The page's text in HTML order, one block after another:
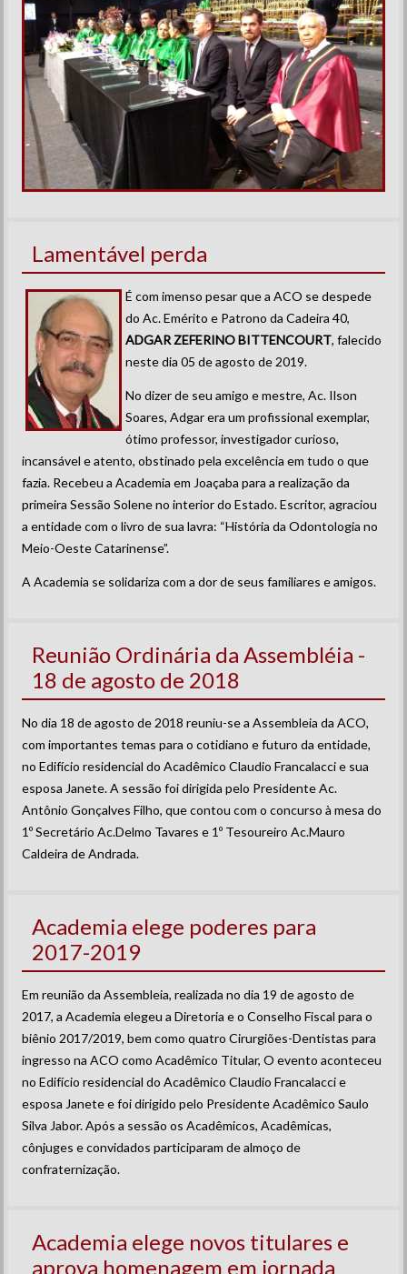
Lamentável perda
É com imenso pesar que a ACO se despede
do Ac. Emérito e Patrono da Cadeira 40,
ADGAR ZEFERINO BITTENCOURT, falecido
neste dia 05 de agosto de 2019.
No dizer de seu amigo e mestre, Ac. Ilson
Soares, Adgar era um profissional exemplar,
ótimo professor, investigador curioso,
incansável e atento, obstinado pela excelência em tudo o que
fazia. Recebeu a Academia em Joaçaba para a realização da
primeira Sessão Solene no interior do Estado. Escritor, agraciou
a entidade com o livro de sua lavra: “História da Odontologia no
Meio-Oeste Catarinense”.
A Academia se solidariza com a dor de seus familiares e amigos.
Reunião Ordinária da Assembléia -
18 de agosto de 2018
No dia 18 de agosto de 2018 reuniu-se a Assembleia da ACO,
com importantes temas para o cotidiano e futuro da entidade,
no Edifício residencial do Acadêmico Claudio Francalacci e sua
esposa Janete. A sessão foi dirigida pelo Presidente Ac.
Antônio Gonçalves Filho, que contou com o concurso à mesa do
1º Secretário Ac.Delmo Tavares e 1º Tesoureiro Ac.Mauro
Caldeira de Andrada.
Academia elege poderes para
2017-2019
Em reunião da Assembleia, realizada no dia 19 de agosto de
2017, a Academia elegeu a Diretoria e o Conselho Fiscal para o
biênio 2017/2019, bem como quatro Cirurgiões-Dentistas para
ingresso na ACO como Acadêmico Titular, O evento aconteceu
no Edifício residencial do Acadêmico Claudio Francalacci e
esposa Janete e foi dirigido pelo Presidente Acadêmico Saulo
Silva Jabor. Após a sessão os Acadêmicos, Acadêmicas,
cônjuges e convidados participaram de almoço de
confraternização.
Academia elege novos titulares e
aprova homenagem em jornada